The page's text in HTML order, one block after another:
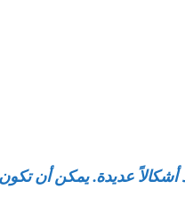
أشكالاً عديدة. يمكن أن